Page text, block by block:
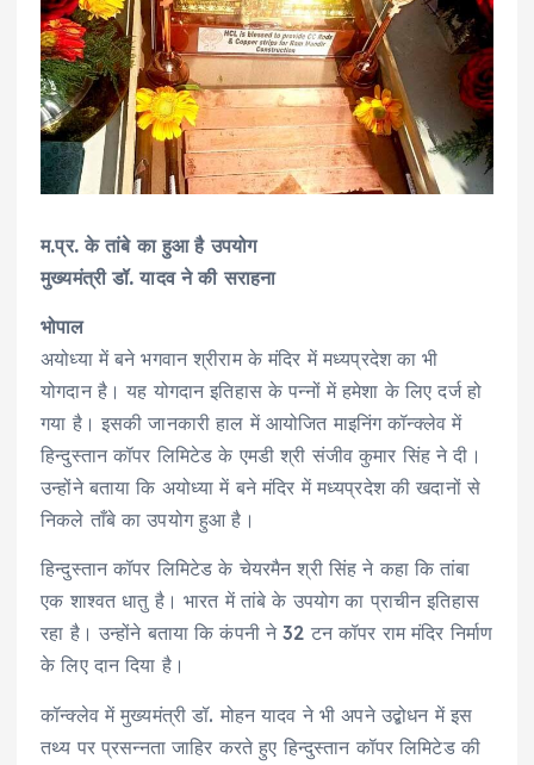
म.प्र. के तांबे का हुआ है उपयोग
मुख्यमंत्री डॉ. यादव ने की सराहना
भोपाल
अयोध्या में बने भगवान श्रीराम के मंदिर में मध्यप्रदेश का भी
योगदान है। यह योगदान इतिहास के पन्नों में हमेशा के लिए दर्ज हो
गया है। इसकी जानकारी हाल में आयोजित माइनिंग कॉन्क्लेव में
हिन्दुस्तान कॉपर लिमिटेड के एमडी श्री संजीव कुमार सिंह ने दी।
उन्होंने बताया कि अयोध्या में बने मंदिर में मध्यप्रदेश की खदानों से
निकले ताँबे का उपयोग हुआ है।
हिन्दुस्तान कॉपर लिमिटेड के चेयरमैन श्री सिंह ने कहा कि तांबा
एक शाश्वत धातु है। भारत में तांबे के उपयोग का प्राचीन इतिहास
रहा है। उन्होंने बताया कि कंपनी ने 32 टन कॉपर राम मंदिर निर्माण
के लिए दान दिया है।
कॉन्क्लेव में मुख्यमंत्री डॉ. मोहन यादव ने भी अपने उद्बोधन में इस
तथ्य पर प्रसन्नता जाहिर करते हुए हिन्दुस्तान कॉपर लिमिटेड की